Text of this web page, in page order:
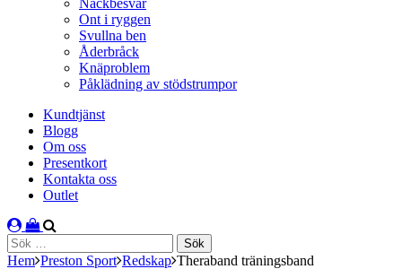
Nackbesvär
Ont i ryggen
Svullna ben
Åderbråck
Knäproblem
Påklädning av stödstrumpor
Kundtjänst
Blogg
Om oss
Presentkort
Kontakta oss
Outlet
Sök
efter:
Hem Preston Sport Redskap Theraband träningsband